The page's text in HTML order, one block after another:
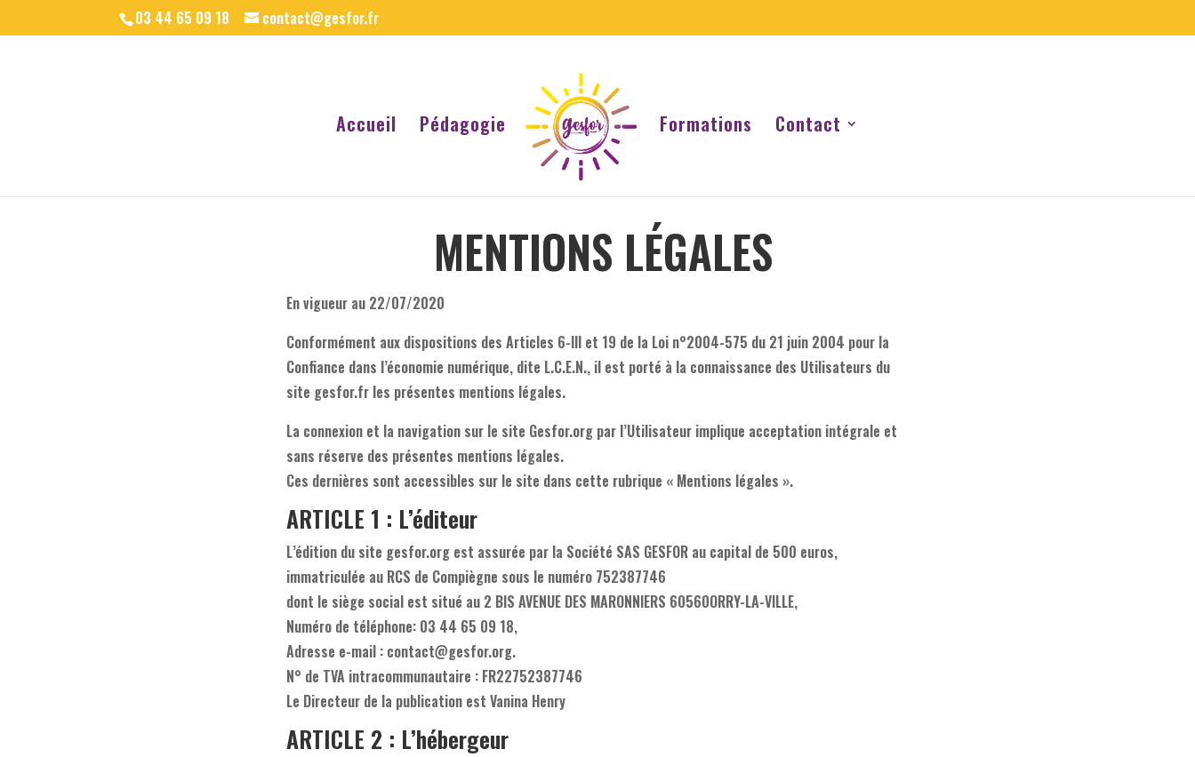
03 44 65 09 18 contact@gesfor.fr
Accueil Pédagogie Formations Contact
MENTIONS LÉGALES
En vigueur au 22/07/2020
Conformément aux dispositions des Articles 6-III et 19 de la Loi n°2004-575 du 21 juin 2004 pour la
Confiance dans l’économie numérique, dite L.C.E.N., il est porté à la connaissance des Utilisateurs du
site gesfor.fr les présentes mentions légales.
La connexion et la navigation sur le site Gesfor.org par l’Utilisateur implique acceptation intégrale et
sans réserve des présentes mentions légales.
Ces dernières sont accessibles sur le site dans cette rubrique « Mentions légales ».
ARTICLE 1 : L’éditeur
L’édition du site gesfor.org est assurée par la Société SAS GESFOR au capital de 500 euros,
immatriculée au RCS de Compiègne sous le numéro 752387746
dont le siège social est situé au 2 BIS AVENUE DES MARONNIERS 60560ORRY-LA-VILLE,
Numéro de téléphone: 03 44 65 09 18,
Adresse e-mail : contact@gesfor.org.
N° de TVA intracommunautaire : FR22752387746
Le Directeur de la publication est Vanina Henry
ARTICLE 2 : L’hébergeur